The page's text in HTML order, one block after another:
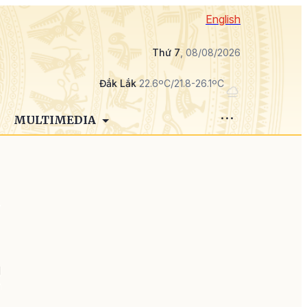
English
Thứ 7, 08/08/2026
Đắk Lắk22.6ºC/21.8-26.1ºC
MULTIMEDIA